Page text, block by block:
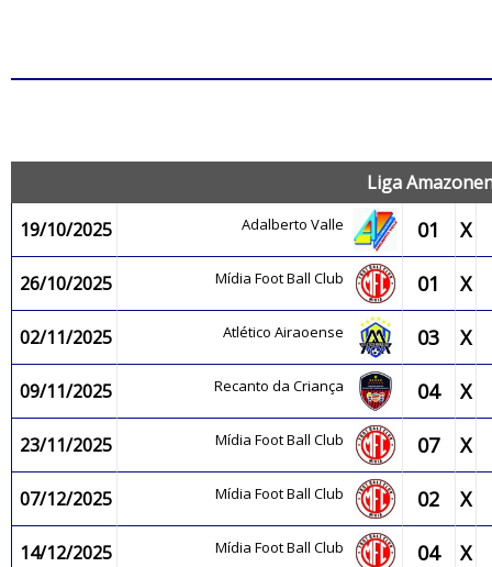
Liga
19/10/2025
Adalberto Valle 01 X
26/10/2025 Mídia Foot Ball Club 01 X
02/11/2025 Atlético Airaoense 03 X
09/11/2025 Recanto da Criança 04 X
23/11/2025 Mídia Foot Ball Club 07 X
07/12/2025 Mídia Foot Ball Club 02 X
14/12/2025 Mídia Foot Ball Club 04 X